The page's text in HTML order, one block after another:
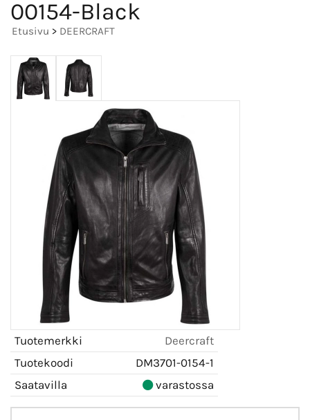
00154-Black
Etusivu > DEERCRAFT
Tuotemerkki
Deercraft
Tuotekoodi
DM3701-0154-1
Saatavilla
varastossa